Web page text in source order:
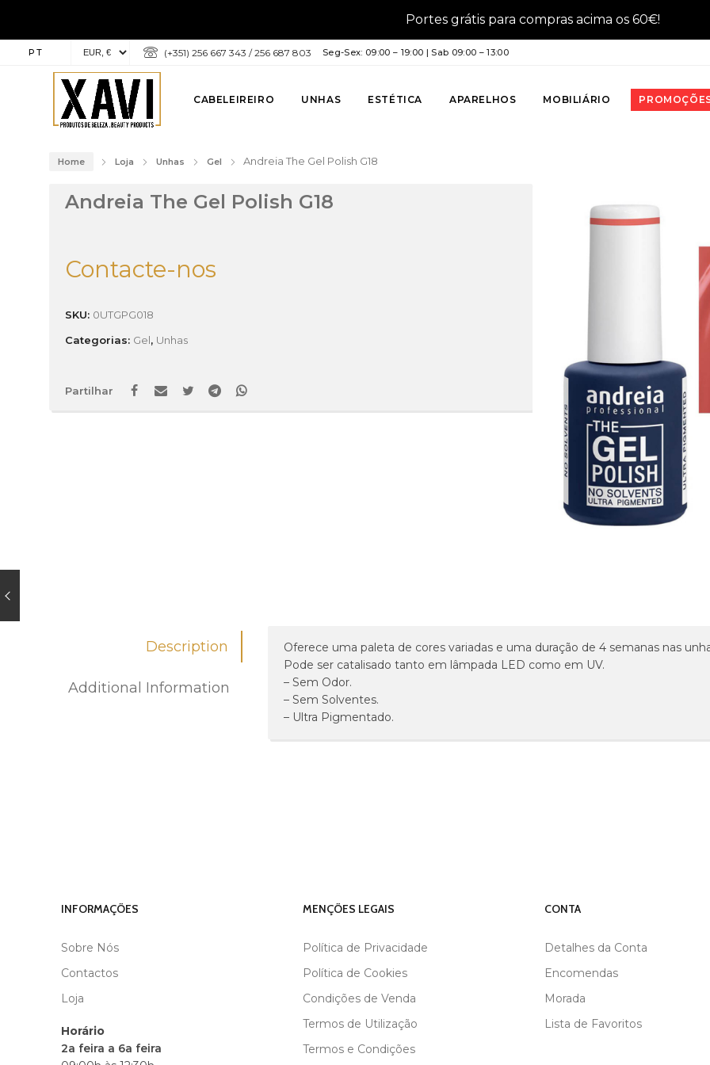
Portes grátis para compras acima os 60€!
PT (+351) 256 667 343 / 256 687 803 Seg-Sex: 09:00 – 19:00 | Sab 09:00 – 13:00
CABELEIREIRO UNHAS ESTÉTICA APARELHOS MOBILIÁRIO
Home Loja Unhas Gel Andreia The Gel Polish G18
Andreia The Gel Polish G18
Contacte-nos
SKU: 0UTGPG018
Categorias: Gel, Unhas
Partilhar
Description
Additional Information
Oferece uma paleta de cores variadas e uma duração de 4 semanas nas
Pode ser catalisado tanto em lâmpada LED como em UV.
– Sem Odor.
– Sem Solventes.
– Ultra Pigmentado.
INFORMAÇÕES
Sobre Nós
Contactos
Loja
Horário
2a feira a 6a feira
MENÇÕES LEGAIS
Política de Privacidade
Política de Cookies
Condições de Venda
Termos de Utilização
Termos e Condições
CONTA
Detalhes da Conta
Encomendas
Morada
Lista de Favoritos